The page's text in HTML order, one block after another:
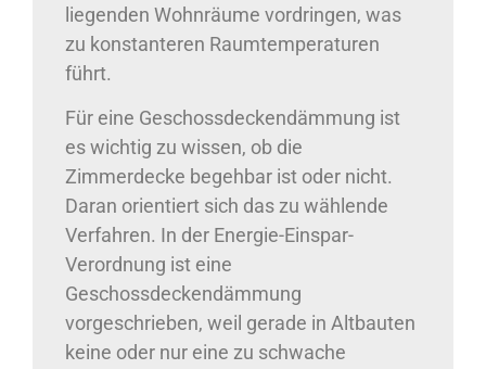
liegenden Wohnräume vordringen, was
zu konstanteren Raumtemperaturen
führt.
Für eine Geschossdeckendämmung ist
es wichtig zu wissen, ob die
Zimmerdecke begehbar ist oder nicht.
Daran orientiert sich das zu wählende
Verfahren. In der Energie-Einspar-
Verordnung ist eine
Geschossdeckendämmung
vorgeschrieben, weil gerade in Altbauten
keine oder nur eine zu schwache